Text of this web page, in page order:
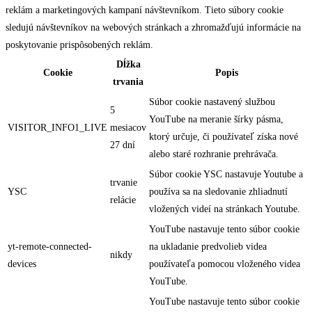
reklám a marketingových kampaní návštevníkom. Tieto súbory cookie
sledujú návštevníkov na webových stránkach a zhromažďujú informácie na
poskytovanie prispôsobených reklám.
Cookie
Dĺžka
trvania
Popis
VISITOR_INFO1_LIVE
5
mesiacov
27 dní
Súbor cookie nastavený službou
YouTube na meranie šírky pásma,
ktorý určuje, či používateľ získa nové
alebo staré rozhranie prehrávača.
YSC
trvanie
relácie
Súbor cookie YSC nastavuje Youtube a
používa sa na sledovanie zhliadnutí
vložených videí na stránkach Youtube.
yt-remote-connected-
devices
nikdy
YouTube nastavuje tento súbor cookie
na ukladanie predvolieb videa
používateľa pomocou vloženého videa
YouTube.
YouTube nastavuje tento súbor cookie